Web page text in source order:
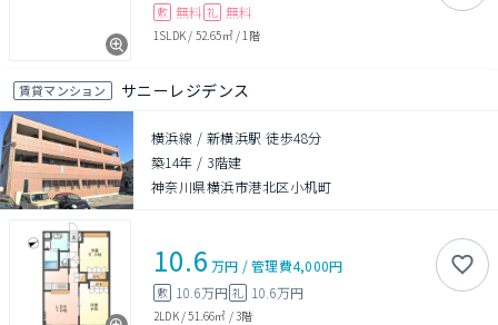
敷 無料 礼 無料
1SLDK / 52.65㎡/ 1階
賃貸マンション サニーレジデンス
横浜線 / 新横浜駅 徒歩48分
築14年 / 3階建
神奈川県横浜市港北区小机町
10.6 万円 /管理費4,000円
敷 10.6万円 礼 10.6万円
2LDK/51.66㎡ /3階